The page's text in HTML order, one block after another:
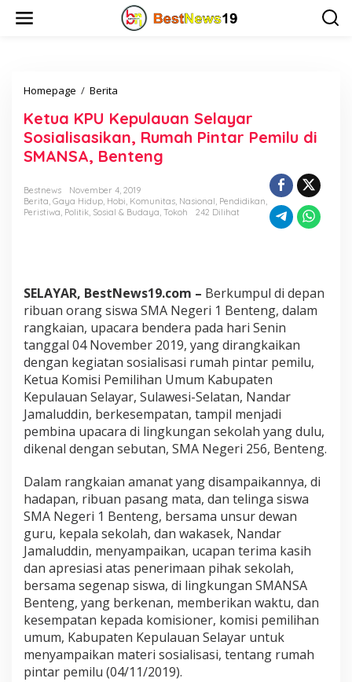
Homepage / Berita
t
u
a
K
U
K
e
u
a
n
S
e
l
y
a
r
S
o
s
a
l
i
s
a
s
i
k
a
,
R
u
m
Ketua KPU Kepulauan Selayar
Sosialisasikan, Rumah Pintar Pemilu di
SMANSA, Benteng
Bestnews
November 4, 2019
Berita, Gaya Hidup, Hobi, Komunitas, Nasional, Pendidikan,
Peristiwa, Politik, Sosial & Budaya, Tokoh 242 Dilihat
SELAYAR, BestNews19.com – Berkumpul di depan
ribuan orang siswa SMA Negeri 1 Benteng, dalam
rangkaian, upacara bendera pada hari Senin
tanggal 04 November 2019, yang dirangkaikan
dengan kegiatan sosialisasi rumah pintar pemilu,
Ketua Komisi Pemilihan Umum Kabupaten
Kepulauan Selayar, Sulawesi-Selatan, Nandar
Jamaluddin, berkesempatan, tampil menjadi
pembina upacara di lingkungan sekolah yang dulu,
dikenal dengan sebutan, SMA Negeri 256, Benteng.
Dalam rangkaian amanat yang disampaikannya, di
hadapan, ribuan pasang mata, dan telinga siswa
SMA Negeri 1 Benteng, bersama unsur dewan
guru, kepala sekolah, dan wakasek, Nandar
Jamaluddin, menyampaikan, ucapan terima kasih
dan apresiasi atas penerimaan pihak sekolah,
bersama segenap siswa, di lingkungan SMANSA
Benteng, yang berkenan, memberikan waktu, dan
kesempatan kepada komisioner, komisi pemilihan
umum, Kabupaten Kepulauan Selayar untuk
menyampaikan materi sosialisasi, tentang rumah
pintar pemilu (04/11/2019).